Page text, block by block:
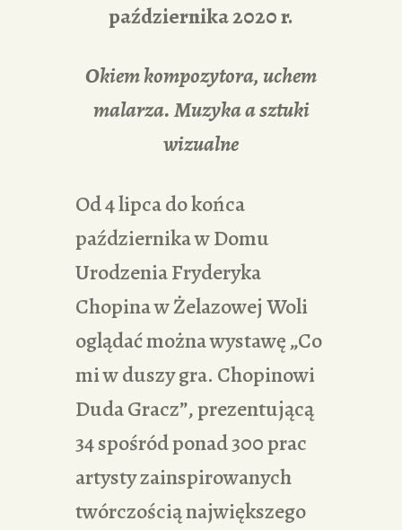
października 2020 r.
Okiem kompozytora, uchem
malarza. Muzyka a sztuki
wizualne
Od 4 lipca do końca
października w Domu
Urodzenia Fryderyka
Chopina w Żelazowej Woli
oglądać można wystawę „Co
mi w duszy gra. Chopinowi
Duda Gracz”, prezentującą
34 spośród ponad 300 prac
artysty zainspirowanych
twórczością największego